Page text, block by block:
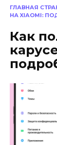
ГЛАВНАЯ
НА XIAOMI:
Как